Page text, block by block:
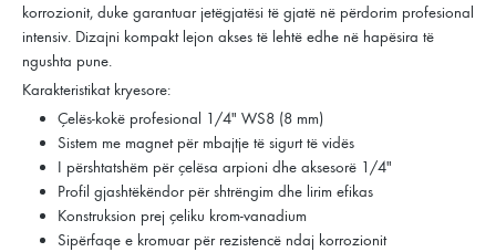
korrozionit, duke garantuar jetëgjatësi të gjatë në përdorim profesional
intensiv. Dizajni kompakt lejon akses të lehtë edhe në hapësira të
ngushta pune.
Karakteristikat kryesore:
Çelës-kokë profesional 1/4" WS8 (8 mm)
Sistem me magnet për mbajtje të sigurt të vidës
I përshtatshëm për çelësa arpioni dhe aksesorë 1/4"
Profil gjashtëkëndor për shtrëngim dhe lirim efikas
Konstruksion prej çeliku krom-vanadium
Sipërfaqe e kromuar për rezistencë ndaj korrozionit